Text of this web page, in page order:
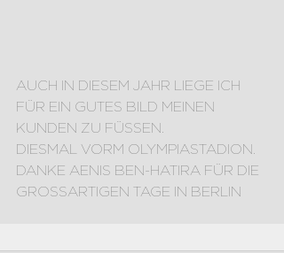
AUCH IN DIESEM JAHR LIEGE ICH
FÜR EIN GUTES BILD MEINEN
KUNDEN ZU FÜSSEN.
DIESMAL VORM OLYMPIASTADION.
DANKE AENIS BEN-HATIRA FÜR DIE
GROSSARTIGEN TAGE IN BERLIN